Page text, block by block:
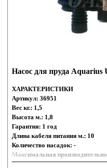
Насос для пруда Aquarius
ХАРАКТЕРИСТИКИ
Артикул: 36951
Вес кг.: 1,5
Высота м.: 1,8
Гарантия: 1 год
Длина кабеля питания м.: 10
Количество насадок: -
Максимальная
Максимальная